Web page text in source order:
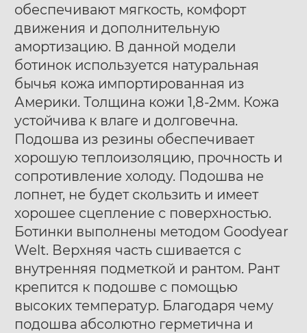
обеспечивают мягкость, комфорт
движения и дополнительную
амортизацию. В данной модели
ботинок используется натуральная
бычья кожа импортированная из
Америки. Толщина кожи 1,8-2мм. Кожа
устойчива к влаге и долговечна.
Подошва из резины обеспечивает
хорошую теплоизоляцию, прочность и
сопротивление холоду. Подошва не
лопнет, не будет скользить и имеет
хорошее сцепление с поверхностью.
Ботинки выполнены методом Goodyear
Welt. Верхняя часть сшивается с
внутренняя подметкой и рантом. Рант
крепится к подошве с помощью
высоких температур. Благодаря чему
подошва абсолютно герметична и